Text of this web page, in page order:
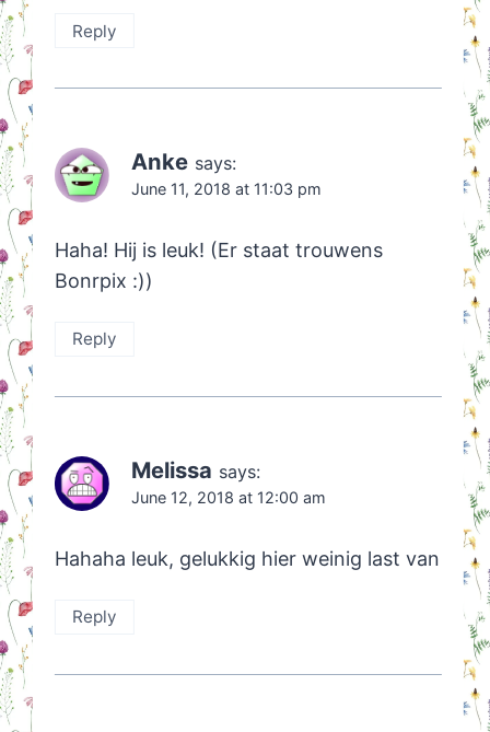
Reply
Anke says:
June 11, 2018 at 11:03 pm
Haha! Hij is leuk! (Er staat trouwens
Bonrpix :))
Reply
Melissa says:
June 12, 2018 at 12:00 am
Hahaha leuk, gelukkig hier weinig last van
Reply